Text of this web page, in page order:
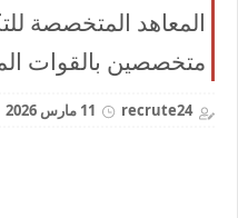
المعاهد المتخصصة
متخصصين بالقوات
recrute24 11 مارس 2026